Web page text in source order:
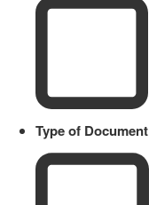
Type of Document